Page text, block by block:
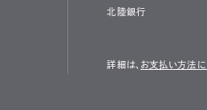
北陸銀行
詳細は、 お支払い方法に